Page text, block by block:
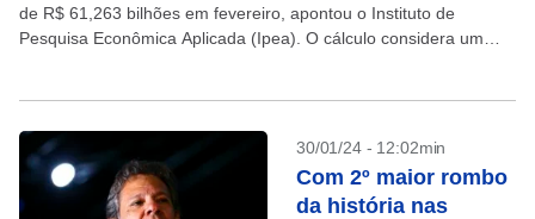
de R$ 61,263 bilhões em fevereiro, apontou o Instituto de
Pesquisa Econômica Aplicada (Ipea). O cálculo considera um
30/01/24 - 12:02min
Com 2º maior rombo
da história nas